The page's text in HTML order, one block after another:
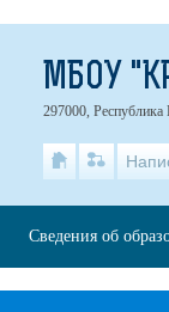
МБОУ
297000,
Сведения об